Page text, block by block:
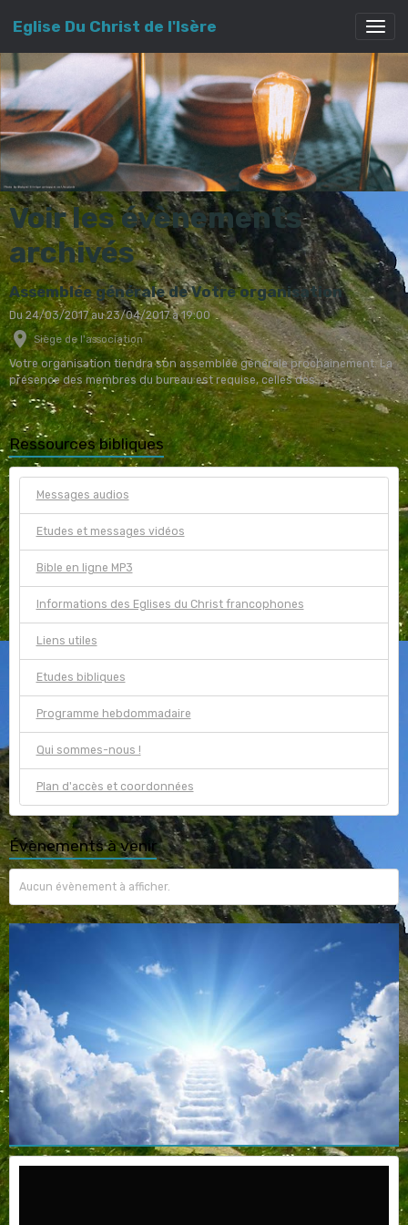
Eglise Du Christ de l'Isère
Voir les évènements
archivés
Assemblée générale de Votre organisation
Du 24/03/2017 au 23/04/2017 à 19:00
Siège de l'association
Votre organisation tiendra son assemblée générale prochainement. La
présence des membres du bureau est requise, celles des ...
Ressources bibliques
Messages audios
Etudes et messages vidéos
Bible en ligne MP3
Informations des Eglises du Christ francophones
Liens utiles
Etudes bibliques
Programme hebdommadaire
Qui sommes-nous !
Plan d'accès et coordonnées
Évènements à venir
Aucun évènement à afficher.